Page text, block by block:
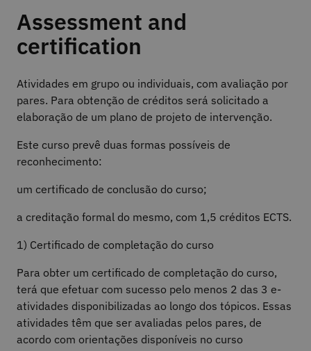
Assessment and
certification
Atividades em grupo ou individuais, com avaliação por
pares. Para obtenção de créditos será solicitado a
elaboração de um plano de projeto de intervenção.
Este curso prevê duas formas possíveis de
reconhecimento:
um certificado de conclusão do curso;
a creditação formal do mesmo, com 1,5 créditos ECTS.
1) Certificado de completação do curso
Para obter um certificado de completação do curso,
terá que efetuar com sucesso pelo menos 2 das 3 e-
atividades disponibilizadas ao longo dos tópicos. Essas
atividades têm que ser avaliadas pelos pares, de
acordo com orientações disponíveis no curso